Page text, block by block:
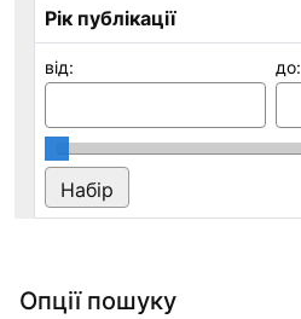
Рік публікації
від: до:
Опції пошуку